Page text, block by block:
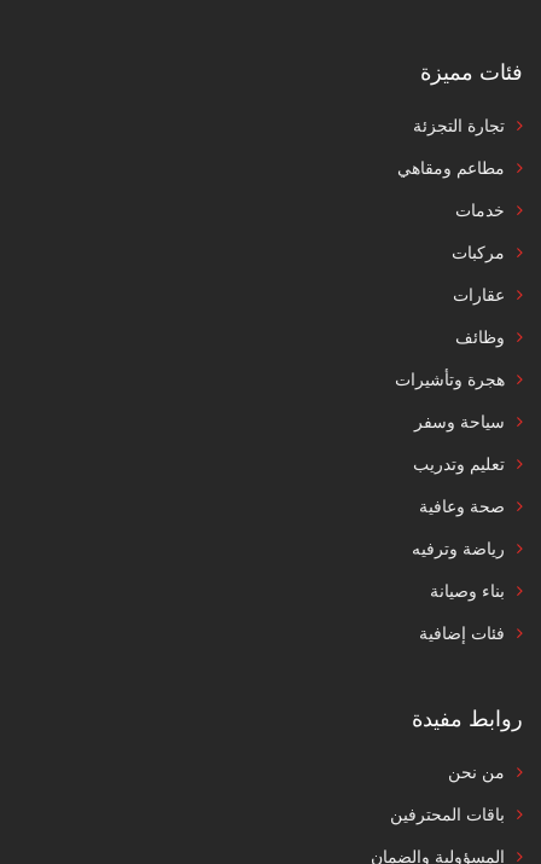
فئات مميزة
تجارة التجزئة
مطاعم ومقاهي
خدمات
مركبات
عقارات
وظائف
هجرة وتأشيرات
سياحة وسفر
تعليم وتدريب
صحة وعافية
رياضة وترفيه
بناء وصيانة
فئات إضافية
روابط مفيدة
من نحن
باقات المحترفين
المسؤولية والضمان